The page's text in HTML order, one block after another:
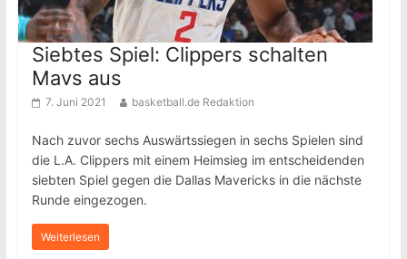
Siebtes Spiel: Clippers schalten
Mavs aus
7. Juni 2021 basketball.de Redaktion
Nach zuvor sechs Auswärtssiegen in sechs Spielen sind
die L.A. Clippers mit einem Heimsieg im entscheidenden
siebten Spiel gegen die Dallas Mavericks in die nächste
Runde eingezogen.
Weiterlesen